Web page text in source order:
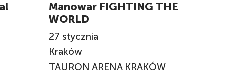
Manowar FIGHTING THE
WORLD
27 stycznia
Kraków
TAURON ARENA KRAKÓW